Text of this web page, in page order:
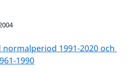
1991-2020 och
1990